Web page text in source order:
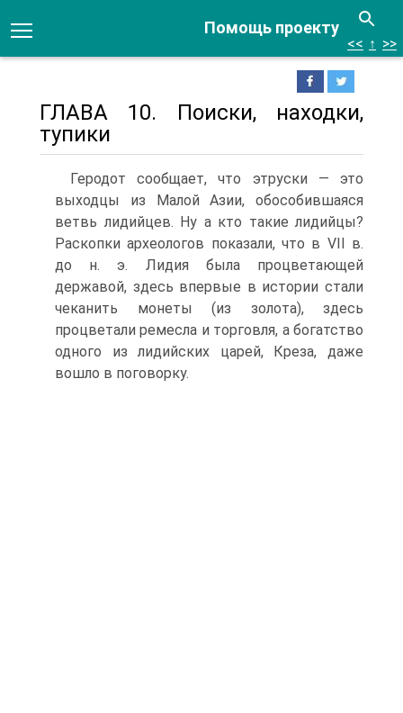
Помощь проекту
<< ↑ >>
ГЛАВА 10. Поиски, находки,
тупики
Геродот сообщает, что этруски — это
выходцы из Малой Азии, обособившаяся
ветвь лидийцев. Ну а кто такие лидийцы?
Раскопки археологов показали, что в VII в.
до н. э. Лидия была процветающей
державой, здесь впервые в истории стали
чеканить монеты (из золота), здесь
процветали ремесла и торговля, а богатство
одного из лидийских царей, Креза, даже
вошло в поговорку.